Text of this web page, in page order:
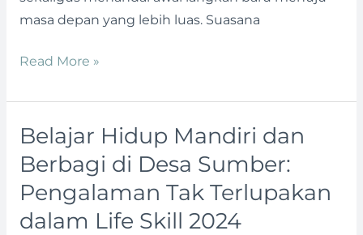
masa depan yang lebih luas. Suasana
Read More »
Belajar Hidup Mandiri dan
Berbagi di Desa Sumber:
Pengalaman Tak Terlupakan
dalam Life Skill 2024
Belajar
Hidup
Mandiri
dan
Berbagi